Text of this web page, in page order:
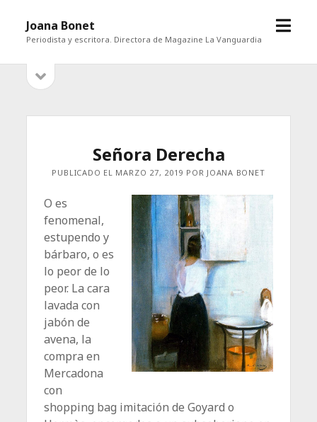
Joana Bonet
Periodista y escritora. Directora de Magazine La Vanguardia
abrir
Barrabarra
Señora Derecha
PUBLICADO EL MARZO 27, 2019 POR JOANA BONET
O es
fenomenal,
estupendo y
bárbaro, o es
lo peor de lo
­peor. La cara
lavada con
jabón de
avena, la
compra en
Mercadona
con
shopping bag imitación de Goyard o